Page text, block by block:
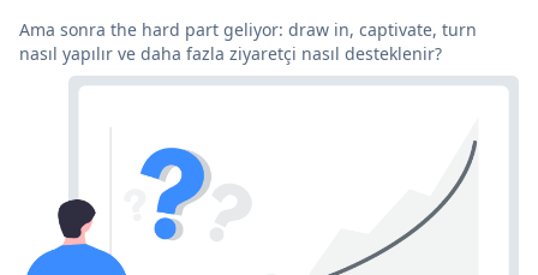
Ama sonra the hard part geliyor: draw in, captivate, turn
nasıl yapılır ve daha fazla ziyaretçi nasıl desteklenir?